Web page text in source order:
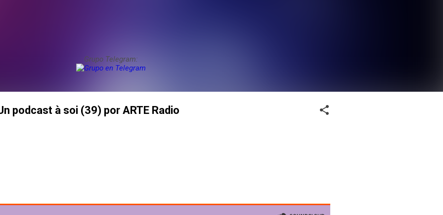
Grupo Telegram:
podcast à soi (39) por ARTE Radio